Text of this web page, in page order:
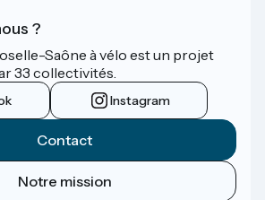
?
Saône à vélo est un projet
33 collectivités.
Instagram
Contact
Notre mission